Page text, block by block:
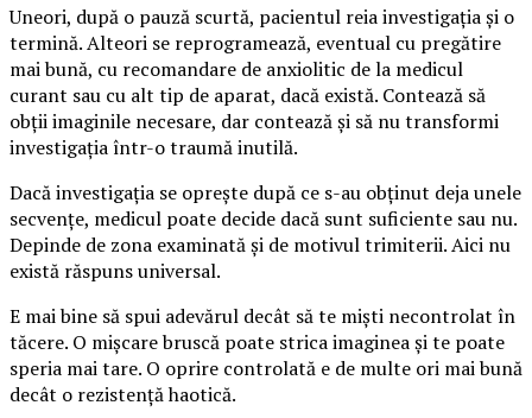
Uneori, după o pauză scurtă, pacientul reia investigația și o
termină. Alteori se reprogramează, eventual cu pregătire
mai bună, cu recomandare de anxiolitic de la medicul
curant sau cu alt tip de aparat, dacă există. Contează să
obții imaginile necesare, dar contează și să nu transformi
investigația într-o traumă inutilă.
Dacă investigația se oprește după ce s-au obținut deja unele
secvențe, medicul poate decide dacă sunt suficiente sau nu.
Depinde de zona examinată și de motivul trimiterii. Aici nu
există răspuns universal.
E mai bine să spui adevărul decât să te miști necontrolat în
tăcere. O mișcare bruscă poate strica imaginea și te poate
speria mai tare. O oprire controlată e de multe ori mai bună
decât o rezistență haotică.